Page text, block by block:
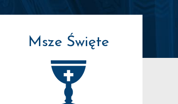
Msze Święte